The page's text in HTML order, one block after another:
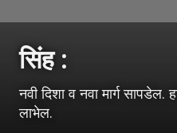
सिंह :
नवी दिशा व नवा मार्ग
लाभेल.